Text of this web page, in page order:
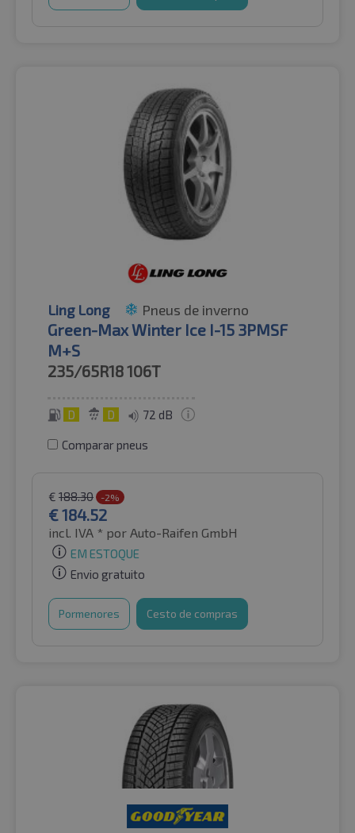
Ling Long Pneus de inverno
Green-Max Winter Ice I-15 3PMSF
M+S
235/65R18106T
D D 72 dB
Comparar pneus
€ 188.30 -2%
€184.52
incl. IVA * por Auto-Raifen GmbH
EM ESTOQUE
Envio gratuito
Pormenores Cesto de compras